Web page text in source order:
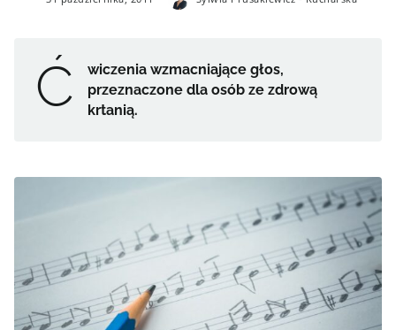
Ć
wiczenia wzmacniające głos,
przeznaczone dla osób ze zdrową
krtanią.